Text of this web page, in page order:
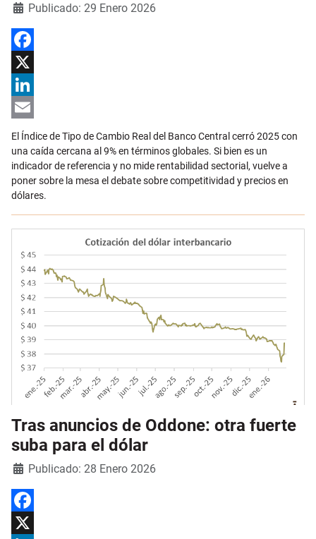
DetallesPublicado: 29 Enero 2026
Facebook
X
LinkedIn
Email
El Índice de Tipo de Cambio Real del Banco Central cerró 2025 con
una caída cercana al 9% en términos globales. Si bien es un
indicador de referencia y no mide rentabilidad sectorial, vuelve a
poner sobre la mesa el debate sobre competitividad y precios en
dólares.
Tras anuncios de Oddone: otra fuerte
suba para el dólar
DetallesPublicado: 28 Enero 2026
Facebook